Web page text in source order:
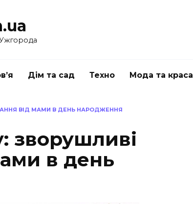
Дім та сад Техно Мода та краса
ВІД МАМИ В ДЕНЬ НАРОДЖЕННЯ
зворушливі
в день